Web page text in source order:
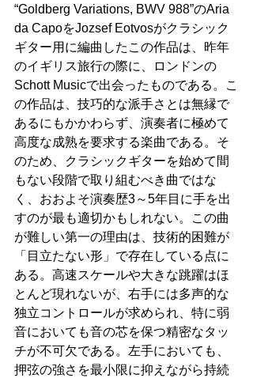
“Goldberg Variations, BWV 988”のAria
da CapoをJozsef Eotvosがクラシック
ギター用に編曲したこの作品は、昨年
のイギリス旅行の際に、ロンドンの
Schott Musicで出会ったものである。こ
の作品は、技巧的な派手さとは無縁で
あるにもかかわらず、演奏者に極めて
高度な成熟を要求する楽曲である。そ
のため、クラシックギターを始めて間
もない段階で取り組むべき曲ではな
く、おおよそ演奏歴3～5年目に手を出
すのが最も適切かもしれない。この曲
が難しい第一の理由は、技術的困難が
「目立たない形」で存在している点に
ある。高速スケールや大きな跳躍はほ
とんど現れないが、右手には多声的な
独立コントロールが求められ、特に弱
音においても音の芯を保つ精密なタッ
チが不可欠である。左手においても、
押弦の強さを最小限に抑えながら持続